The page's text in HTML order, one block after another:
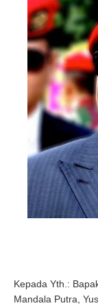
Kepada Yth.:
Mandala Putra,